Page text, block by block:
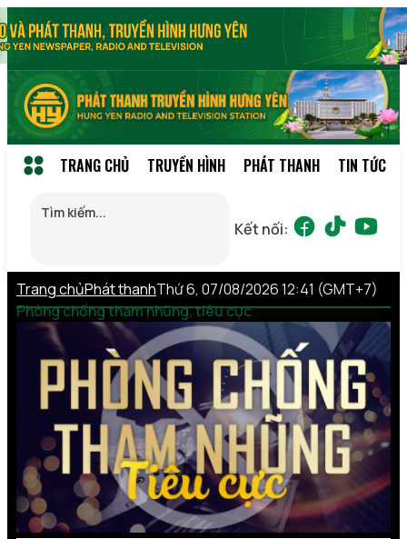
TRANG CHỦ TRUYỀN HÌNH PHÁT THANH TIN TỨC
Kết nối:
Trang chủPhát thanh
Phòng chống tham nhũng, tiêu cực
Thứ 6, 07/08/2026 12:41 (GMT+7)